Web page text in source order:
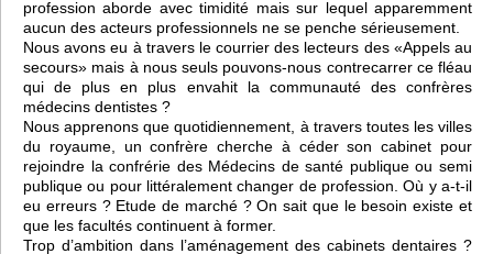
profession aborde avec timidité mais sur lequel apparemment
aucun des acteurs professionnels ne se penche sérieusement.
Nous avons eu à travers le courrier des lecteurs des «Appels au
secours» mais à nous seuls pouvons-nous contrecarrer ce fléau
qui de plus en plus envahit la communauté des confrères
médecins dentistes ?
Nous apprenons que quotidiennement, à travers toutes les villes
du royaume, un confrère cherche à céder son cabinet pour
rejoindre la confrérie des Médecins de santé publique ou semi
publique ou pour littéralement changer de profession. Où y a-t-il
eu erreurs ? Etude de marché ? On sait que le besoin existe et
que les facultés continuent à former.
Trop d’ambition dans l’aménagement des cabinets dentaires ?